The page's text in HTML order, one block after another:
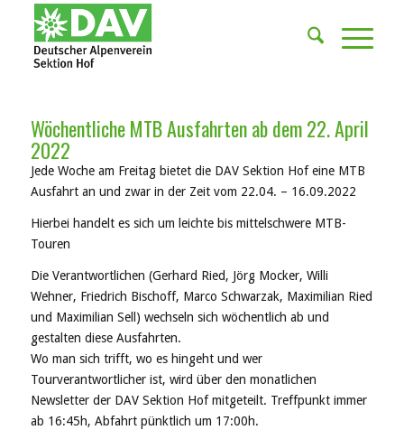
Wöchentliche MTB Ausfahrten ab dem 22. April
2022
Jede Woche am Freitag bietet die DAV Sektion Hof eine MTB
Ausfahrt an und zwar in der Zeit vom 22.04. – 16.09.2022
Hierbei handelt es sich um leichte bis mittelschwere MTB-
Touren
Die Verantwortlichen (Gerhard Ried, Jörg Mocker, Willi
Wehner, Friedrich Bischoff, Marco Schwarzak, Maximilian Ried
und Maximilian Sell) wechseln sich wöchentlich ab und
gestalten diese Ausfahrten.
Wo man sich trifft, wo es hingeht und wer
Tourverantwortlicher ist, wird über den monatlichen
Newsletter der DAV Sektion Hof mitgeteilt. Treffpunkt immer
ab 16:45h, Abfahrt pünktlich um 17:00h.